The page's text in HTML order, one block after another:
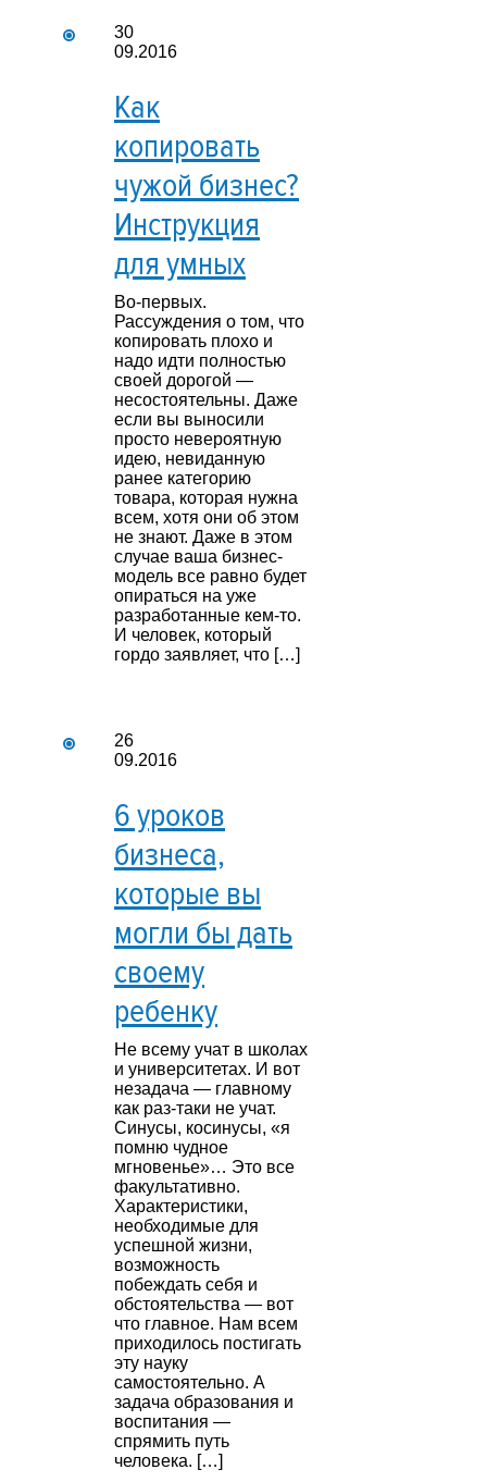
30
09.2016
Как
копировать
чужой бизнес?
Инструкция
для умных
Во-первых.
Рассуждения о том, что
копировать плохо и
надо идти полностью
своей дорогой —
несостоятельны. Даже
если вы выносили
просто невероятную
идею, невиданную
ранее категорию
товара, которая нужна
всем, хотя они об этом
не знают. Даже в этом
случае ваша бизнес-
модель все равно будет
опираться на уже
разработанные кем-то.
И человек, который
гордо заявляет, что […]
26
09.2016
6 уроков
бизнеса,
которые вы
могли бы дать
своему
ребенку
Не всему учат в школах
и университетах. И вот
незадача — главному
как раз-таки не учат.
Синусы, косинусы, «я
помню чудное
мгновенье»… Это все
факультативно.
Характеристики,
необходимые для
успешной жизни,
возможность
побеждать себя и
обстоятельства — вот
что главное. Нам всем
приходилось постигать
эту науку
самостоятельно. А
задача образования и
воспитания —
спрямить путь
человека. […]